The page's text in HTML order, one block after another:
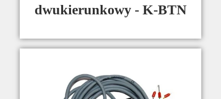
dwukierunkowy - K-BTN